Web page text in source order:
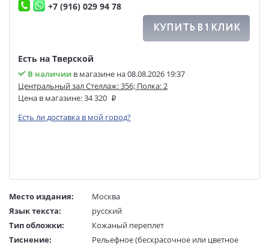
+7 (916) 029 94 78
КУПИТЬ В 1 КЛИК
Есть на Тверской
В наличии в магазине на 08.08.2026 19:37
Центральный зал Стеллаж: 356; Полка: 2
Цена в магазине:34 320
Есть ли доставка в мой город?
Место издания:
Москва
Язык текста:
русский
Тип обложки:
Кожаный переплет
Тиснение:
Рельефное (бескрасочное или цветное